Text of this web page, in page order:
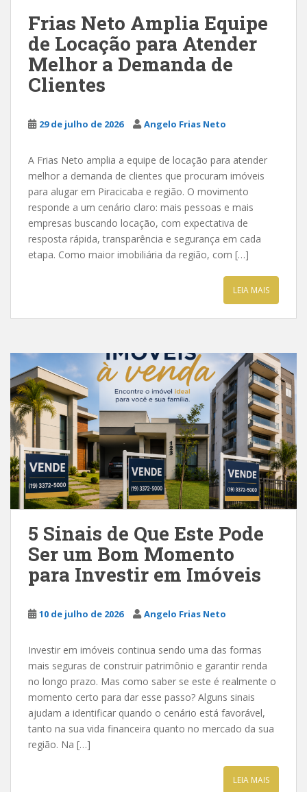
Frias Neto Amplia Equipe
de Locação para Atender
Melhor a Demanda de
Clientes
29 de julho de 2026 Angelo Frias Neto
A Frias Neto amplia a equipe de locação para atender
melhor a demanda de clientes que procuram imóveis
para alugar em Piracicaba e região. O movimento
responde a um cenário claro: mais pessoas e mais
empresas buscando locação, com expectativa de
resposta rápida, transparência e segurança em cada
etapa. Como maior imobiliária da região, com […]
LEIA MAIS
5 Sinais de Que Este Pode
Ser um Bom Momento
para Investir em Imóveis
10 de julho de 2026 Angelo Frias Neto
Investir em imóveis continua sendo uma das formas
mais seguras de construir patrimônio e garantir renda
no longo prazo. Mas como saber se este é realmente o
momento certo para dar esse passo? Alguns sinais
ajudam a identificar quando o cenário está favorável,
tanto na sua vida financeira quanto no mercado da sua
região. Na […]
LEIA MAIS